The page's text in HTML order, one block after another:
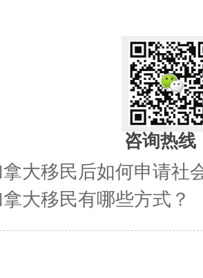
咨询热线
大移民后如何申请社
大移民有哪些方式？